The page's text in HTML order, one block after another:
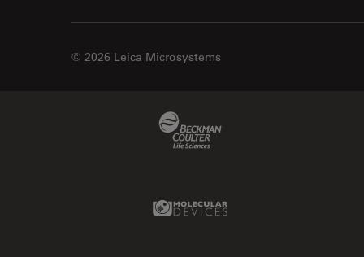
© 2026 Leica Microsystems
Molecular Devices Link